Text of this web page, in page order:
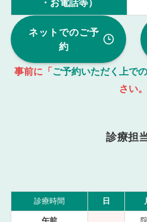
・お電話等）
ネットでのご予
約
事前に「ご予約いただく上で
さい。
診療担
診療時間 日